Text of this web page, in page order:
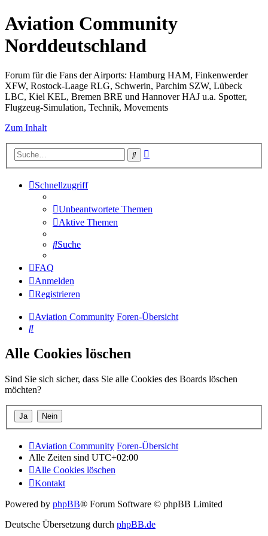
Aviation Community
Norddeutschland
Forum für die Fans der Airports: Hamburg HAM, Finkenwerder
XFW, Rostock-Laage RLG, Schwerin, Parchim SZW, Lübeck
LBC, Kiel KEL, Bremen BRE und Hannover HAJ u.a. Spotter,
Flugzeug-Simulation, Technik, Movements
Zum Inhalt
Suche
Schnellzugriff
Unbeantwortete Themen
Aktive Themen
Suche
FAQ
Anmelden
Registrieren
Aviation Community Foren-Übersicht
Suche
Alle Cookies löschen
Sind Sie sich sicher, dass Sie alle Cookies des Boards löschen
möchten?
Aviation Community Foren-Übersicht
Alle Zeiten sind UTC+02:00
Alle Cookies löschen
Kontakt
Powered by phpBB® Forum Software © phpBB Limited
Deutsche Übersetzung durch phpBB.de